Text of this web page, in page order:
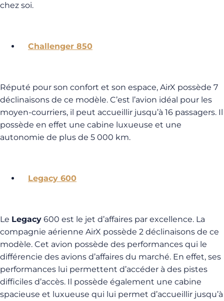
chez soi.
Challenger 850
Réputé pour son confort et son espace, AirX possède 7
déclinaisons de ce modèle. C’est l’avion idéal pour les
moyen-courriers, il peut accueillir jusqu’à 16 passagers. Il
possède en effet une cabine luxueuse et une
autonomie de plus de 5 000 km.
Legacy 600
Le Legacy 600 est le jet d’affaires par excellence. La
compagnie aérienne AirX possède 2 déclinaisons de ce
modèle. Cet avion possède des performances qui le
différencie des avions d’affaires du marché. En effet, ses
performances lui permettent d’accéder à des pistes
difficiles d’accès. Il possède également une cabine
spacieuse et luxueuse qui lui permet d’accueillir jusqu’à